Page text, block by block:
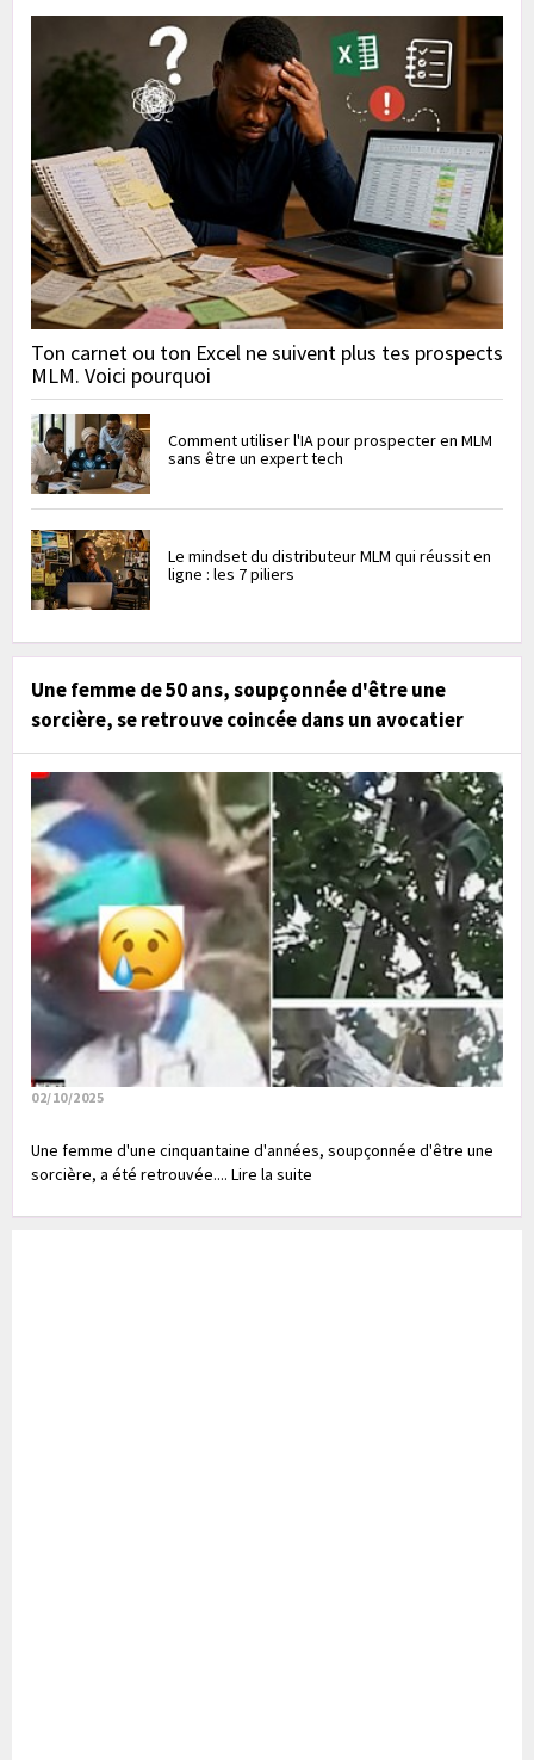
Ton carnet ou ton Excel ne suivent plus tes prospects
MLM. Voici pourquoi
Comment utiliser l'IA pour prospecter en MLM
sans être un expert tech
Le mindset du distributeur MLM qui réussit en
ligne : les 7 piliers
Une femme de 50 ans, soupçonnée d'être une
sorcière, se retrouve coincée dans un avocatier
02/10/2025
Une femme d'une cinquantaine d'années, soupçonnée d'être une
sorcière, a été retrouvée.... Lire la suite